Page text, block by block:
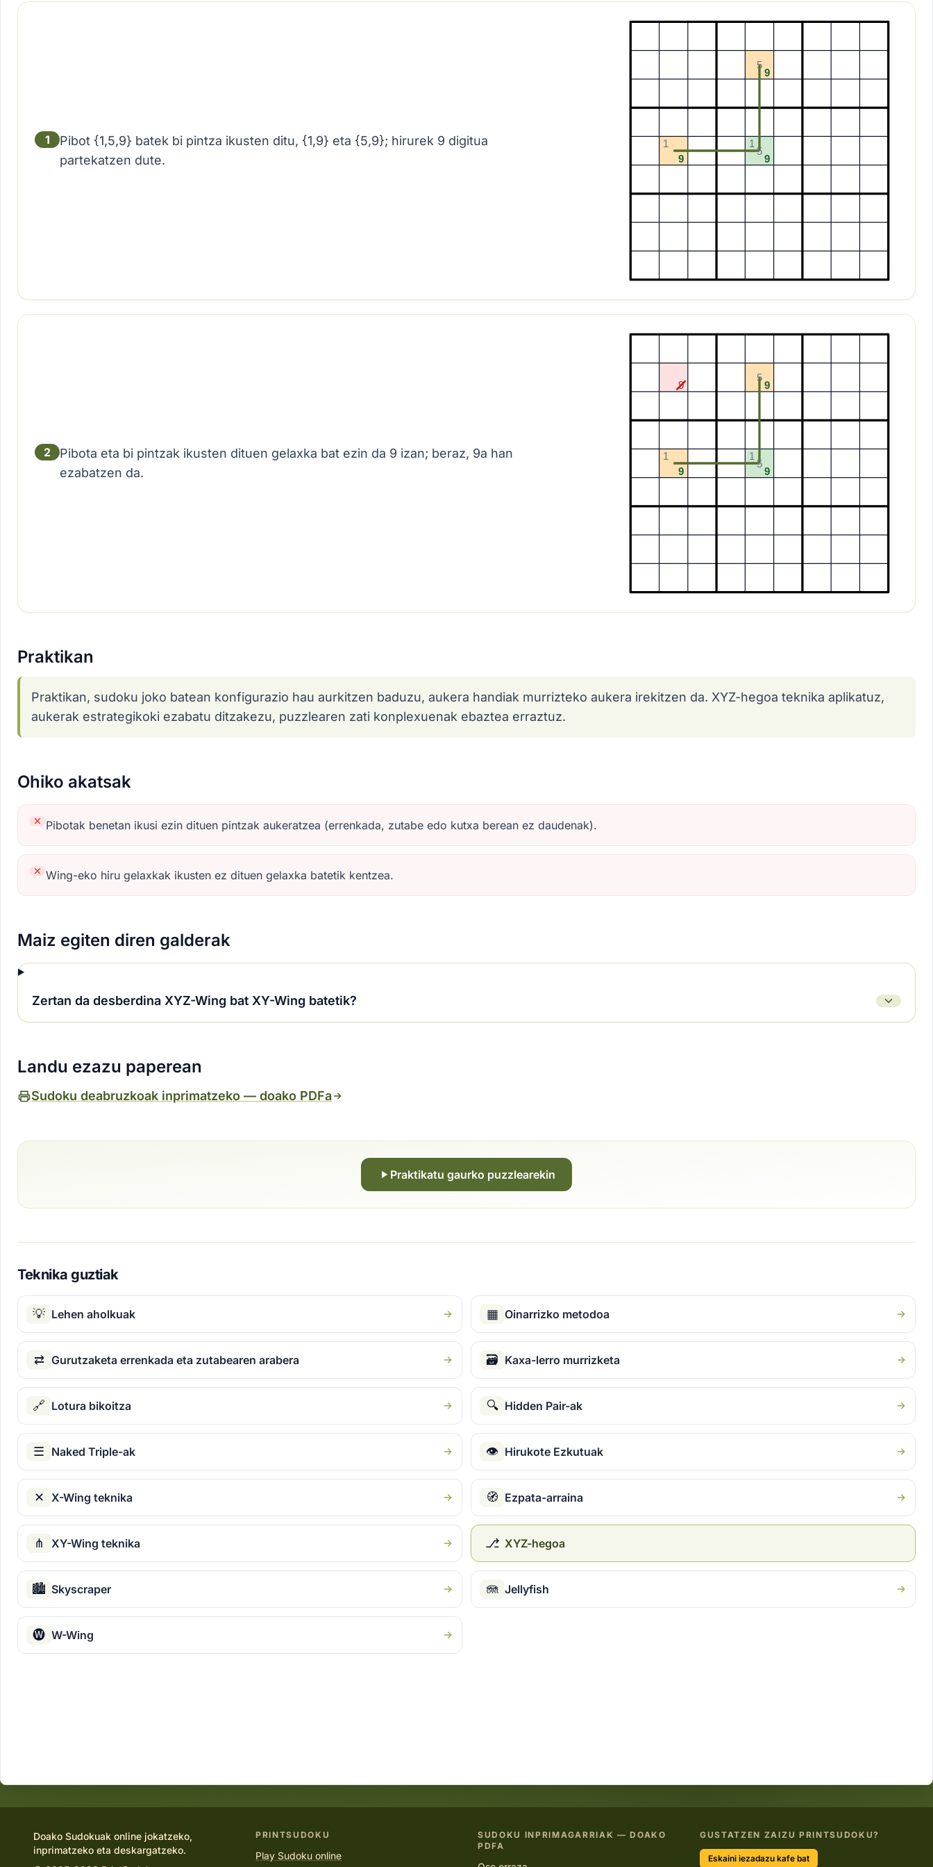
1
Pibot {1,5,9} batek bi pintza ikusten ditu, {1,9} eta {5,9}; hirurek 9 digitua
partekatzen dute.
2
Pibota eta bi pintzak ikusten dituen gelaxka bat ezin da 9 izan; beraz, 9a han
ezabatzen da.
Praktikan
Praktikan, sudoku joko batean konfigurazio hau aurkitzen baduzu, aukera handiak murrizteko aukera irekitzen da. XYZ-hegoa teknika aplikatuz,
aukerak estrategikoki ezabatu ditzakezu, puzzlearen zati konplexuenak ebaztea erraztuz.
Ohiko akatsak
Pibotak benetan ikusi ezin dituen pintzak aukeratzea (errenkada, zutabe edo kutxa berean ez daudenak).
Wing-eko hiru gelaxkak ikusten ez dituen gelaxka batetik kentzea.
Maiz egiten diren galderak
Zertan da desberdina XYZ-Wing bat XY-Wing batetik?
Landu ezazu paperean
Sudoku deabruzkoak inprimatzeko — doako PDFa
Praktikatu gaurko puzzlearekin
Teknika guztiak
💡 Lehen aholkuak ▦ Oinarrizko metodoa
⇄ Gurutzaketa errenkada eta zutabearen arabera 🗃 Kaxa-lerro murrizketa
🔗 Lotura bikoitza 🔍 Hidden Pair-ak
☰ Naked Triple-ak 👁 Hirukote Ezkutuak
✕ X-Wing teknika 🧭 Ezpata-arraina
⋔ XY-Wing teknika ⎇ XYZ-hegoa
🏙 Skyscraper 🪼 Jellyfish
🅦 W-Wing
Doako Sudokuak online jokatzeko,
inprimatzeko eta deskargatzeko.
PRINTSUDOKU
Play Sudoku online
SUDOKU INPRIMAGARRIAK — DOAKO
PDFA
GUSTATZEN ZAIZU PRINTSUDOKU?
Eskaini iezadazu kafe bat